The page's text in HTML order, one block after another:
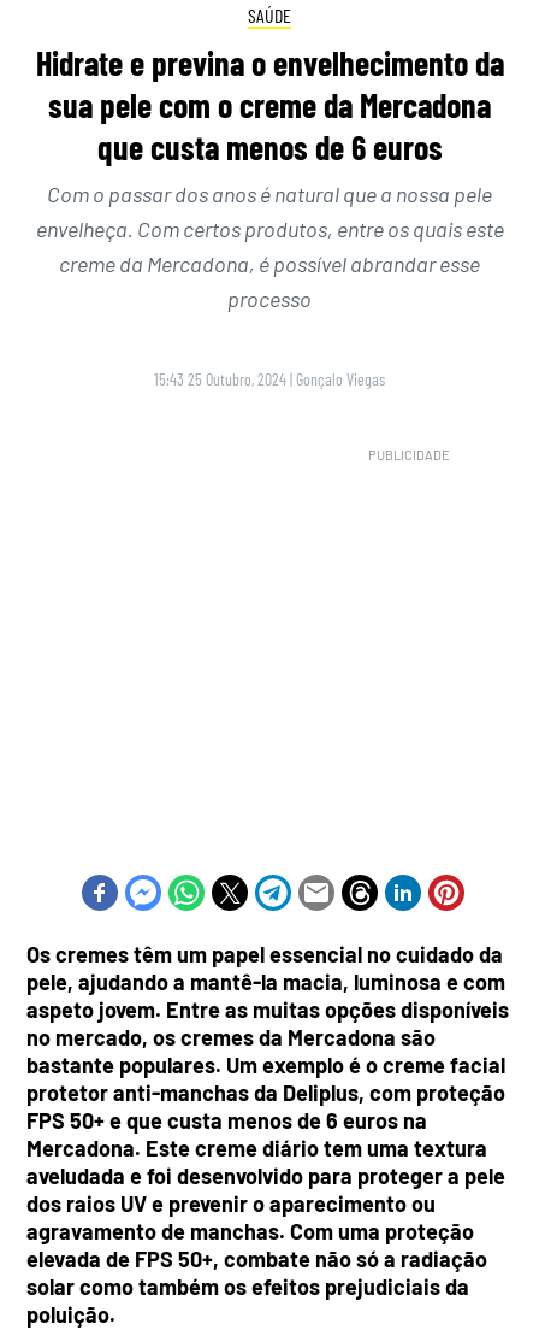
SAÚDE
Hidrate e previna o envelhecimento da
sua pele com o creme da Mercadona
que custa menos de 6 euros
Com o passar dos anos é natural que a nossa pele
envelheça. Com certos produtos, entre os quais este
creme da Mercadona, é possível abrandar esse
processo
15:43 25 Outubro, 2024| Gonçalo Viegas
Os cremes têm um papel essencial no cuidado da
pele, ajudando a mantê-la macia, luminosa e com
aspeto jovem. Entre as muitas opções disponíveis
no mercado, os cremes da Mercadona são
bastante populares. Um exemplo é o creme facial
protetor anti-manchas da Deliplus, com proteção
FPS 50+ e que custa menos de 6 euros na
Mercadona. Este creme diário tem uma textura
aveludada e foi desenvolvido para proteger a pele
dos raios UV e prevenir o aparecimento ou
agravamento de manchas. Com uma proteção
elevada de FPS 50+, combate não só a radiação
solar como também os efeitos prejudiciais da
poluição.